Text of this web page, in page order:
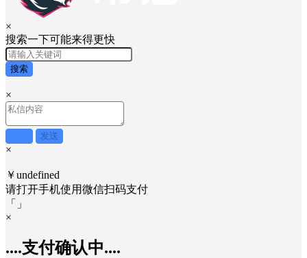
×
搜索一下可能来得更快
搜索
×
发送
×
￥undefined
请打开手机使用微信扫码支付
「
」
×
....支付确认中....